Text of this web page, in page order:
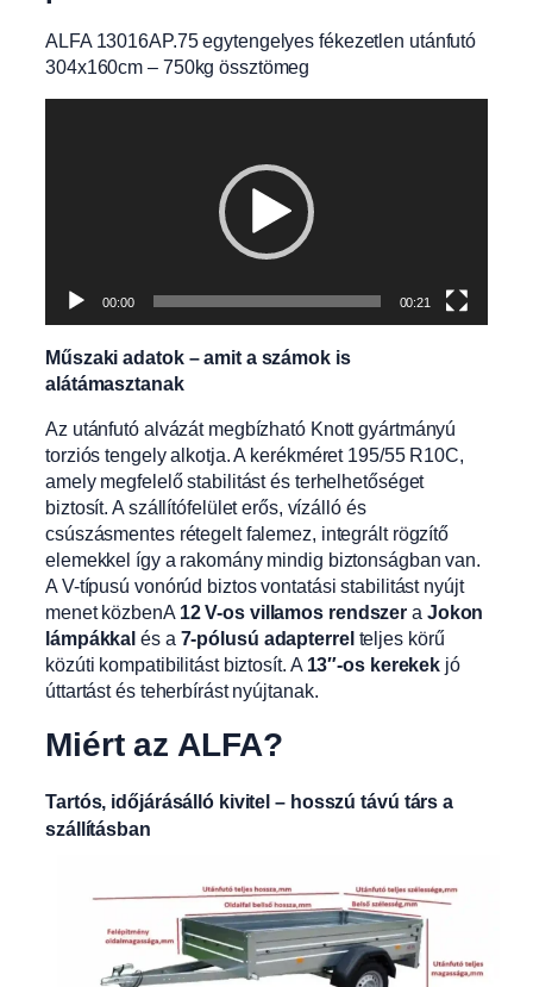
ALFA 13016AP.75 egytengelyes fékezetlen utánfutó
304x160cm – 750kg össztömeg
00:00 00:21
Műszaki adatok – amit a számok is
alátámasztanak
Az utánfutó alvázát megbízható Knott gyártmányú
torziós tengely alkotja. A kerékméret 195/55 R10C,
amely megfelelő stabilitást és terhelhetőséget
biztosít. A szállítófelület erős, vízálló és
csúszásmentes rétegelt falemez, integrált rögzítő
elemekkel így a rakomány mindig biztonságban van.
A V-típusú vonórúd biztos vontatási stabilitást nyújt
menet közbenA 12 V-os villamos rendszer a Jokon
lámpákkal és a 7-pólusú adapterrelteljes körű
közúti kompatibilitást biztosít. A 13″-os kerekek jó
úttartást és teherbírást nyújtanak.
Miért az ALFA?
Tartós, időjárásálló kivitel – hosszú távú társ a
szállításban